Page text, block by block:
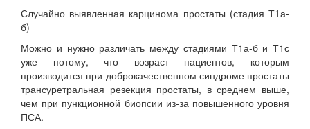
Случайно выявленная карцинома простаты (стадия Т1а-
б)
Можно и нужно различать между стадиями Т1а-б и Т1с
уже потому, что возраст пациентов, которым
производится при доброкачественном синдроме простаты
трансуретральная резекция простаты, в среднем выше,
чем при пункционной биопсии из-за повышенного уровня
ПСА.